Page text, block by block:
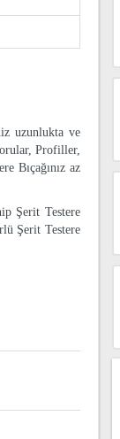
uzunlukta ve
Profiller,
Bıçağınız az
Şerit Testere
Şerit Testere